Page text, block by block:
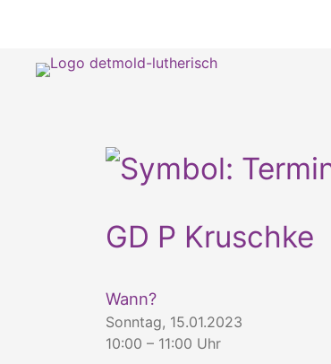
GD P Kruschke
Wann?
Sonntag, 15.01.2023
10:00 – 11:00 Uhr